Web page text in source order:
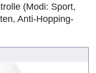
(Modi: Sport,
Anti-Hopping-